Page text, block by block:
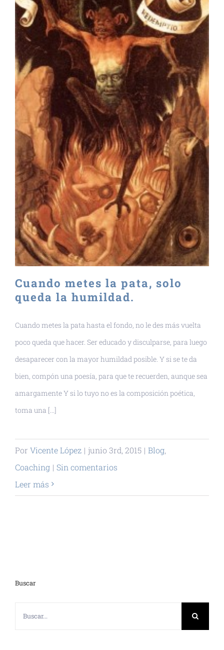
Cuando metes la pata, solo
queda la humildad.
Cuando metes la pata hasta el fondo, no le des más vuelta
poco queda que hacer. Ser educado y disculparse, para luego
desaparecer con la mayor humildad posible. Y si se te da
bien, compón una poesía, para que te recuerden, aunque sea
amargamente Y si lo tuyo no es la composición poética,
toma una [...]
Por Vicente López | junio 3rd, 2015 | Blog,
Coaching | Sin comentarios
Leer más
Buscar